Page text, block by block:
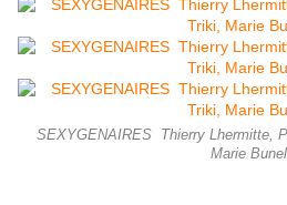
SEXYGENAIRES Thierry Lhermitte,
Marie Bunel